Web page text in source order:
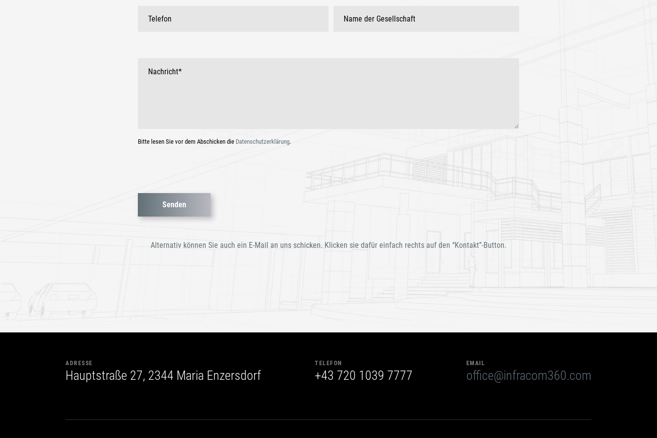
Bitte lesen Sie vor dem Abschicken die Datenschutzerklärung.
dieses
Alternativ können Sie auch ein E-Mail an uns schicken. Klicken sie dafür einfach rechts auf den “Kontakt”-Button.
ADRESSE
Hauptstraße 27, 2344 Maria Enzersdorf
TELEFON
+43 720 1039 7777
EMAIL
office@infracom360.com